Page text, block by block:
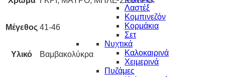
Λαστέξ
Κομπινεζόν
Κορμάκια
Σετ
Νυχτικά
Καλοκαιρινά
Χειμερινά
Πυζάμες
Μέγεθος 41-46
Υλικό Βαμβακολύκρα